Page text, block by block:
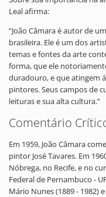
Leal afirma:
“João Câmara é autor de
brasileira. Ele é um dos
temas e fontes da arte
forma, que ele
duradouro, e que atingem
pintores. Seus campos de
leituras e sua alta cultura.”
Comentário
Em 1959, João Câmara
pintor José Tavares. Em
Nóbrega, no Recife, e no
Federal de Pernambuco -
Mário Nunes (1889 - 1982)